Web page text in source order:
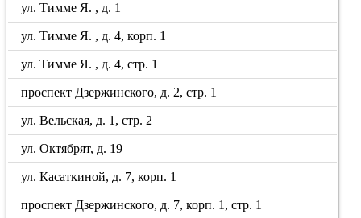
ул. Тимме Я. , д. 1
ул. Тимме Я. , д. 4, корп. 1
ул. Тимме Я. , д. 4, стр. 1
проспект Дзержинского, д. 2, стр. 1
ул. Вельская, д. 1, стр. 2
ул. Октябрят, д. 19
ул. Касаткиной, д. 7, корп. 1
проспект Дзержинского, д. 7, корп. 1, стр. 1